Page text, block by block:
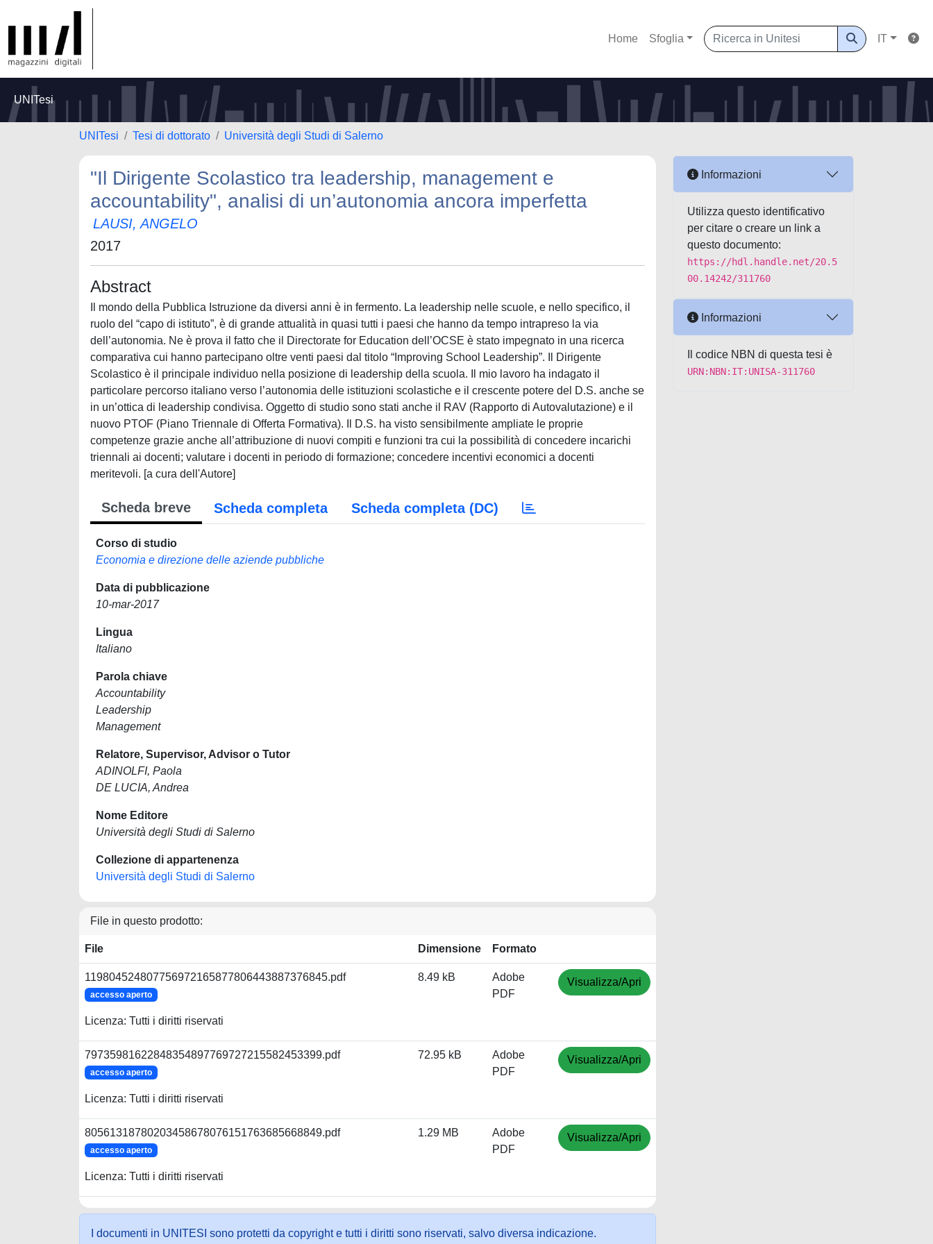
Home Sfoglia IT
UNITesi
UNITesi Tesi di dottorato Università degli Studi di Salerno
"Il Dirigente Scolastico tra leadership, management e
accountability", analisi di un’autonomia ancora imperfetta
LAUSI, ANGELO
2017
Abstract
Il mondo della Pubblica Istruzione da diversi anni è in fermento. La leadership nelle scuole, e nello specifico, il
ruolo del “capo di istituto”, è di grande attualità in quasi tutti i paesi che hanno da tempo intrapreso la via
dell’autonomia. Ne è prova il fatto che il Directorate for Education dell’OCSE è stato impegnato in una ricerca
comparativa cui hanno partecipano oltre venti paesi dal titolo “Improving School Leadership”. Il Dirigente
Scolastico è il principale individuo nella posizione di leadership della scuola. Il mio lavoro ha indagato il
particolare percorso italiano verso l’autonomia delle istituzioni scolastiche e il crescente potere del D.S. anche se
in un’ottica di leadership condivisa. Oggetto di studio sono stati anche il RAV (Rapporto di Autovalutazione) e il
nuovo PTOF (Piano Triennale di Offerta Formativa). Il D.S. ha visto sensibilmente ampliate le proprie
competenze grazie anche all’attribuzione di nuovi compiti e funzioni tra cui la possibilità di concedere incarichi
triennali ai docenti; valutare i docenti in periodo di formazione; concedere incentivi economici a docenti
meritevoli. [a cura dell'Autore]
Scheda breve Scheda completa Scheda completa (DC)
Corso di studio
Economia e direzione delle aziende pubbliche
Data di pubblicazione
10-mar-2017
Lingua
Italiano
Parola chiave
Accountability
Leadership
Management
Relatore, Supervisor, Advisor o Tutor
ADINOLFI, Paola
DE LUCIA, Andrea
Nome Editore
Università degli Studi di Salerno
Collezione di appartenenza
Università degli Studi di Salerno
File in questo prodotto:
File Dimensione Formato
119804524807756972165877806443887376845.pdf
accesso aperto
Licenza: Tutti i diritti riservati
8.49 kB
Adobe
PDF
Visualizza/Apri
79735981622848354897769727215582453399.pdf
accesso aperto
Licenza: Tutti i diritti riservati
72.95 kB
Adobe
PDF
Visualizza/Apri
80561318780203458678076151763685668849.pdf
accesso aperto
Licenza: Tutti i diritti riservati
1.29 MB
Adobe
PDF
Visualizza/Apri
I documenti in UNITESI sono protetti da copyright e tutti i diritti sono riservati, salvo diversa indicazione.
Informazioni
Utilizza questo identificativo
per citare o creare un link a
questo documento:
https://hdl.handle.net/20.5
00.14242/311760
Informazioni
Il codice NBN di questa tesi è
URN:NBN:IT:UNISA-311760